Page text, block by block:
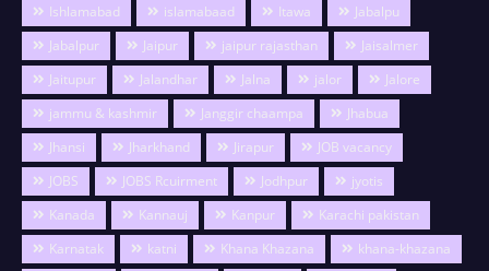
Ishlamabad
islamabaad Itawa
Jabalpu
Jabalpur
Jaipur jaipur rajasthan
Jaisalmer
Jaitupur
Jalandhar Jalna jalor
Jalore
jammu & kashmir
Janggir chaampa
Jhabua
Jhansi
Jharkhand Jirapur
JOB vacancy
JOBS
JOBS Rcuirment Jodhpur
jyotis
Kanada
Kannauj Kanpur
Karachi pakistan
Karnatak
katni Khana Khazana
khana-khazana